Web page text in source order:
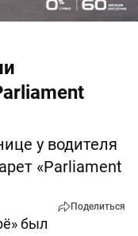
у водителя
«Parliament
Поделиться
был